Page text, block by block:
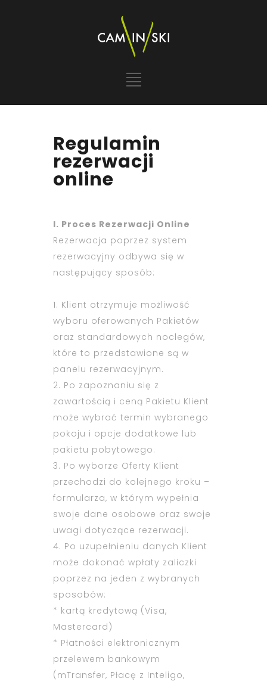
Regulamin
rezerwacji
online
I. Proces Rezerwacji Online
Rezerwacja poprzez system
rezerwacyjny odbywa się w
następujący sposób:
1. Klient otrzymuje możliwość
wyboru oferowanych Pakietów
oraz standardowych noclegów,
które to przedstawione są w
panelu rezerwacyjnym.
2. Po zapoznaniu się z
zawartością i ceną Pakietu Klient
może wybrać termin wybranego
pokoju i opcje dodatkowe lub
pakietu pobytowego.
3. Po wyborze Oferty Klient
przechodzi do kolejnego kroku –
formularza, w którym wypełnia
swoje dane osobowe oraz swoje
uwagi dotyczące rezerwacji.
4. Po uzupełnieniu danych Klient
może dokonać wpłaty zaliczki
poprzez na jeden z wybranych
sposobów:
* kartą kredytową (Visa,
Mastercard)
* Płatności elektronicznym
przelewem bankowym
(mTransfer, Płacę z Inteligo,